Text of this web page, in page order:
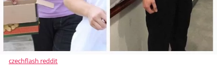
czechflash reddit